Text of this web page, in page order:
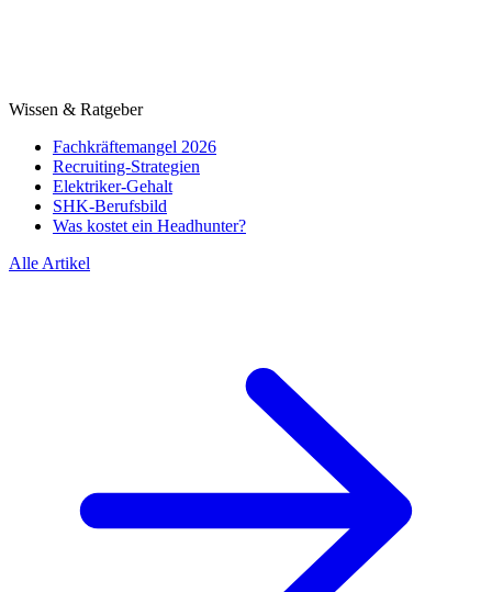
Wissen & Ratgeber
Fachkräftemangel 2026
Recruiting-Strategien
Elektriker-Gehalt
SHK-Berufsbild
Was kostet ein Headhunter?
Alle Artikel